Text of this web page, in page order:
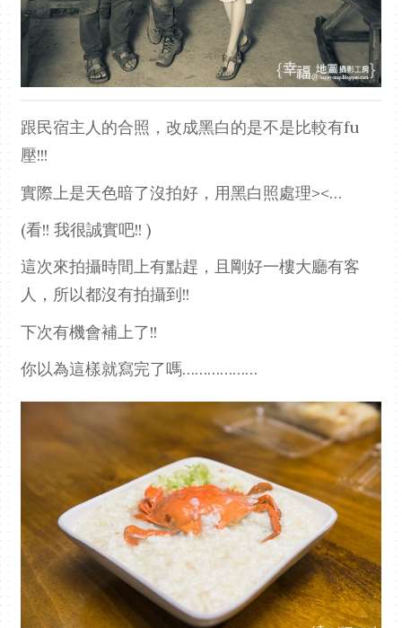
跟民宿主人的合照，改成黑白的是不是比較有fu
壓!!!
實際上是天色暗了沒拍好，用黑白照處理><…
(看!! 我很誠實吧!! )
這次來拍攝時間上有點趕，且剛好一樓大廳有客
人，所以都沒有拍攝到!!
下次有機會補上了!!
你以為這樣就寫完了嗎………………